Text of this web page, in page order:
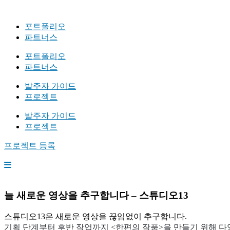
포트폴리오
파트너스
포트폴리오
파트너스
발주자 가이드
프로젝트
발주자 가이드
프로젝트
프로젝트 등록
늘 새로운 영상을 추구합니다 – 스튜디오13
스튜디오13은 새로운 영상을 끊임없이 추구합니다.
기획 단계부터 후반 작업까지 <한편의 작품>을 만들기 위해